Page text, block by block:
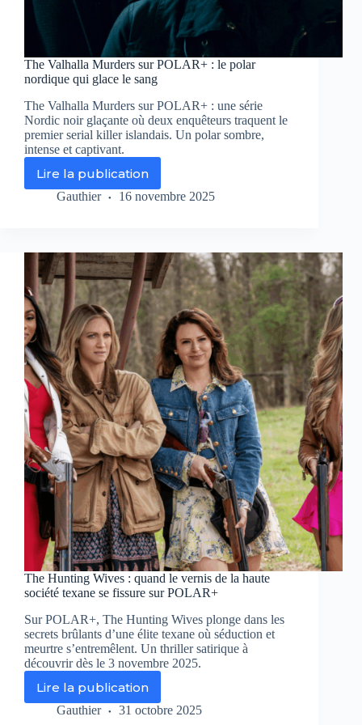
The Valhalla Murders sur POLAR+ : le polar
nordique qui glace le sang
The Valhalla Murders sur POLAR+ : une série
Nordic noir glaçante où deux enquêteurs traquent le
premier serial killer islandais. Un polar sombre,
intense et captivant.
Lire la publication
The
Valhalla
:
le
polar
nordique
qui
glace
le
sang
Gauthier 16 novembre 2025
The Hunting Wives : quand le vernis de la haute
société texane se fissure sur POLAR+
Sur POLAR+, The Hunting Wives plonge dans les
secrets brûlants d’une élite texane où séduction et
meurtre s’entremêlent. Un thriller satirique à
découvrir dès le 3 novembre 2025.
Lire la publication
The
Hunting
Gauthier 31 octobre 2025